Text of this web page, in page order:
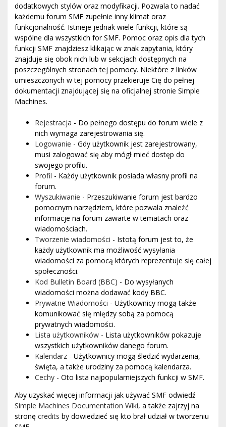
dodatkowych stylów oraz modyfikacji. Pozwala to nadać
każdemu forum SMF zupełnie inny klimat oraz
funkcjonalność. Istnieje jednak wiele funkcji, które są
wspólne dla wszystkich for SMF. Pomoc oraz opis dla tych
funkcji SMF znajdziesz klikając w znak zapytania, który
znajduje się obok nich lub w sekcjach dostępnych na
poszczególnych stronach tej pomocy. Niektóre z linków
umieszczonych w tej pomocy przekieruje Cię do pełnej
dokumentacji znajdującej się na oficjalnej stronie Simple
Machines.
Rejestracja - Do pełnego dostępu do forum wiele z
nich wymaga zarejestrowania się.
Logowanie - Gdy użytkownik jest zarejestrowany,
musi zalogować się aby mógł mieć dostęp do
swojego profilu.
Profil - Każdy użytkownik posiada własny profil na
forum.
Wyszukiwanie - Przeszukiwanie forum jest bardzo
pomocnym narzędziem, które pozwala znaleźć
informacje na forum zawarte w tematach oraz
wiadomościach.
Tworzenie wiadomości - Istotą forum jest to, że
każdy użytkownik ma możliwość wysyłania
wiadomości za pomocą których reprezentuje się całej
społeczności.
Kod Bulletin Board (BBC) - Do wysyłanych
wiadomości można dodawać kody BBC.
Prywatne Wiadomości - Użytkownicy mogą także
komunikować się między sobą za pomocą
prywatnych wiadomości.
Lista użytkowników - Lista użytkowników pokazuje
wszystkich użytkowników danego forum.
Kalendarz - Użytkownicy mogą śledzić wydarzenia,
święta, a także urodziny za pomocą kalendarza.
Cechy - Oto lista najpopularniejszych funkcji w SMF.
Aby uzyskać więcej informacji jak używać SMF odwiedź
Simple Machines Documentation Wiki, a także zajrzyj na
stronę credits by dowiedzieć się kto brał udział w tworzeniu